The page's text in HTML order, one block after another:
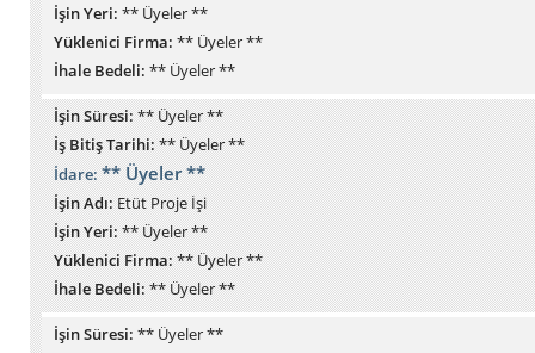
İşin Yeri: ** Üyeler **
Yüklenici Firma: ** Üyeler **
İhale Bedeli: ** Üyeler **
İşin Süresi:** Üyeler **
İş Bitiş Tarihi:** Üyeler **
İdare:** Üyeler **
İşin Adı:Etüt Proje İşi
İşin Yeri:** Üyeler **
Yüklenici Firma:** Üyeler **
İhale Bedeli:** Üyeler **
İşin Süresi: ** Üyeler **